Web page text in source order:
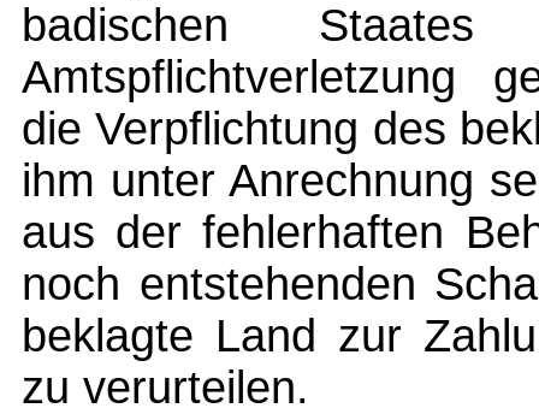
badischen
Amtspflichtverletzung
die Verpflichtung des
ihm unter Anrechnung
aus der fehlerhaften
noch entstehenden
beklagte Land zur
zu verurteilen.